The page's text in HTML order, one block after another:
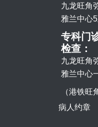
九龙旺角
雅兰中心
专科门
检查：
九龙旺角
雅兰中心
（港铁旺
病人约章